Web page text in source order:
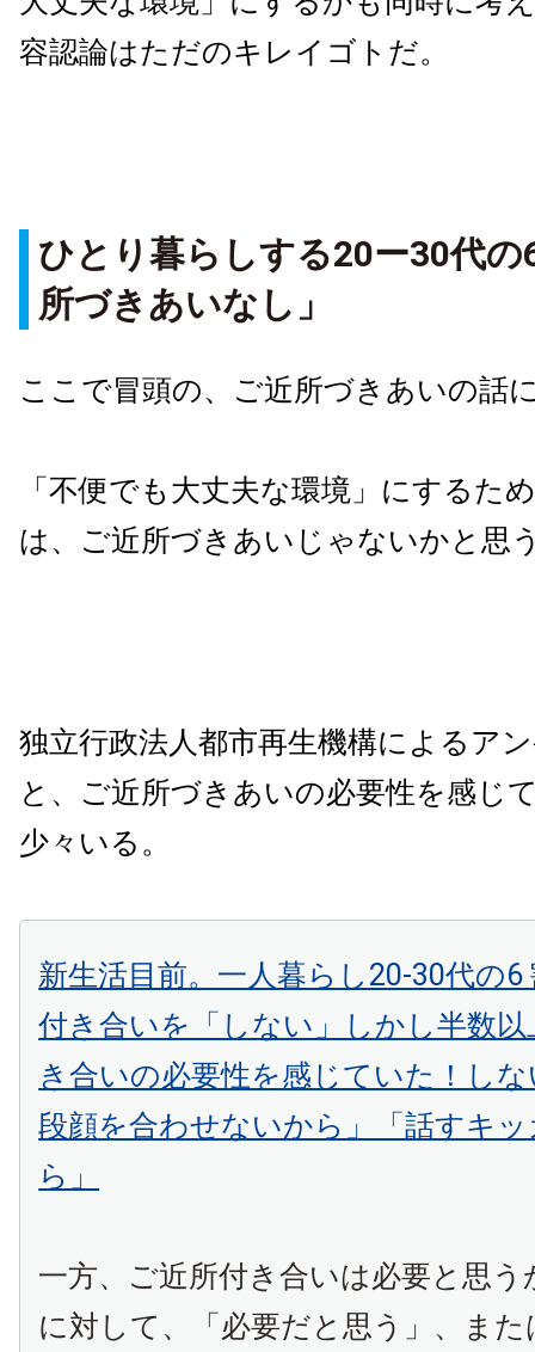
容認論はただのキレイゴトだ。
ひとり暮らしする20ー30代の
所づきあいなし」
ここで冒頭の、ご近所づきあいの話
「不便でも大丈夫な環境」にするた
は、ご近所づきあいじゃないかと思
独立行政法人都市再生機構によるア
と、ご近所づきあいの必要性を感じ
少々いる。
新生活目前。一人暮らし20-30代の6
付き合いを「しない」しかし半数
き合いの必要性を感じていた！し
段顔を合わせないから」「話すキ
ら」
一方、ご近所付き合いは必要と思
に対して、「必要だと思う」、ま